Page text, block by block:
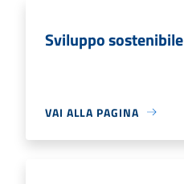
Sviluppo sostenibile
VAI ALLA PAGINA